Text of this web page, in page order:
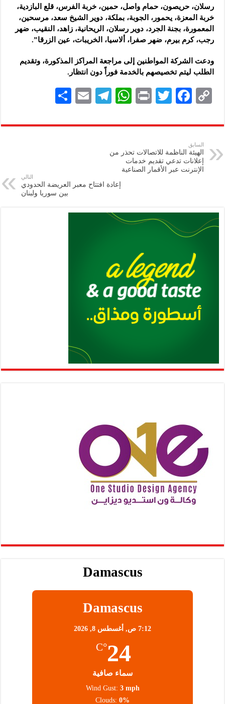
رسلان، حريصون، حمام واصل، حمين، خربة الفرس، قلع البازدية،
خربة المعزة، يحمور، الجوبة، بملكة، دوير الشيخ سعد، مرسحين،
المعمورة، بجنة الجرد، دوير رسلان، الريحانية، زاهد، النقيب، ضهر
رجب، كرم بيرم، ضهر صفرا، ألاسيا، الخريبات، عين الزرقا”.
ودعت الشركة المواطنين إلى مراجعة المراكز المذكورة، وتقديم
الطلب ‏ليتم تخصيصهم بالخدمة فوراً دون انتظار.‏
C
p
y
Li
n
F
eb
k
T
tt
P
nt
W
at
A
p
Te
gr
E
ai
ar
السابق
الهيئة الناظمة للاتصالات تحذر من
إعلانات تدعي تقديم خدمات
الإنترنت عبر الأقمار الصناعية
التالي
إعادة افتتاح معبر العريضة الحدودي
بين سوريا ولبنان
Damascus
Damascus
7:12 ص, أغسطس 8, 2026
24
°C
سماء صافية
Wind Gust: 3 mph
Clouds: 0%